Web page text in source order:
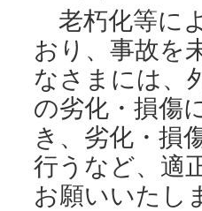
老朽化等に
おり、事故を
なさまには、
の劣化・損傷
き、劣化・損
行うなど、適
お願いいたし